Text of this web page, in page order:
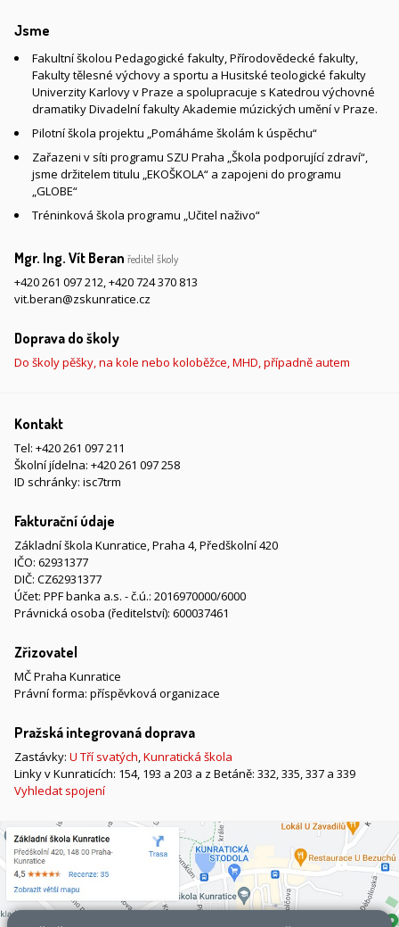
Jsme
Fakultní školou Pedagogické fakulty, Přírodovědecké fakulty,
Fakulty tělesné výchovy a sportu a Husitské teologické fakulty
Univerzity Karlovy v Praze a spolupracuje s Katedrou výchovné
dramatiky Divadelní fakulty Akademie múzických umění v Praze.
Pilotní škola projektu „Pomáháme školám k úspěchu“
Zařazeni v síti programu SZU Praha „Škola podporující zdraví“,
jsme držitelem titulu „EKOŠKOLA“ a zapojeni do programu
„GLOBE“
Tréninková škola programu „Učitel naživo“
Mgr. Ing. Vít Beran ředitel školy
+420 261 097 212,+420 724 370 813
vit.beran@zskunratice.cz
Doprava do školy
Do školy pěšky, na kole nebo koloběžce, MHD, případně autem
Kontakt
Tel: +420 261 097 211
Školní jídelna: +420 261 097 258
ID schránky: isc7trm
Fakturační údaje
Základní škola Kunratice, Praha 4, Předškolní 420
IČO: 62931377
DIČ: CZ62931377
Účet: PPF banka a.s. - č.ú.: 2016970000/6000
Právnická osoba (ředitelství): 600037461
Zřizovatel
MČ Praha Kunratice
Právní forma: příspěvková organizace
Pražská integrovaná doprava
Zastávky: U Tří svatých,Kunratická škola
Linky v Kunraticích: 154, 193 a 203 a z Betáně: 332, 335, 337 a 339
Vyhledat spojení